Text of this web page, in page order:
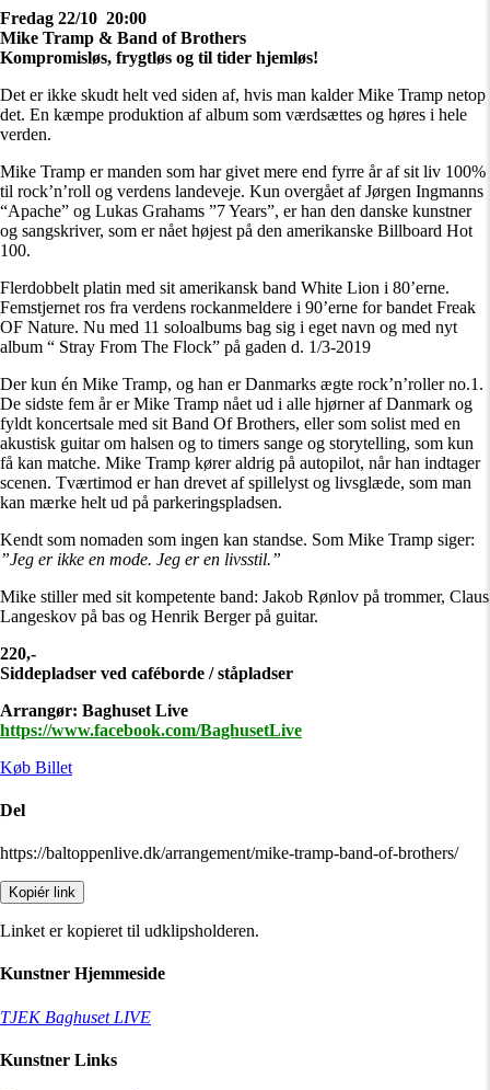
Fredag 22/10 20:00
Mike Tramp & Band of Brothers
Kompromisløs, frygtløs og til tider hjemløs!
Det er ikke skudt helt ved siden af, hvis man kalder Mike Tramp netop
det. En kæmpe produktion af album som værdsættes og høres i hele
verden.
Mike Tramp er manden som har givet mere end fyrre år af sit liv 100%
til rock’n’roll og verdens landeveje. Kun overgået af Jørgen Ingmanns
“Apache” og Lukas Grahams ”7 Years”, er han den danske kunstner
og sangskriver, som er nået højest på den amerikanske Billboard Hot
100.
Flerdobbelt platin med sit amerikansk band White Lion i 80’erne.
Femstjernet ros fra verdens rockanmeldere i 90’erne for bandet Freak
OF Nature. Nu med 11 soloalbums bag sig i eget navn og med nyt
album “ Stray From The Flock” på gaden d. 1/3-2019
Der kun én Mike Tramp, og han er Danmarks ægte rock’n’roller no.1.
De sidste fem år er Mike Tramp nået ud i alle hjørner af Danmark og
fyldt koncertsale med sit Band Of Brothers, eller som solist med en
akustisk guitar om halsen og to timers sange og storytelling, som kun
få kan matche. Mike Tramp kører aldrig på autopilot, når han indtager
scenen. Tværtimod er han drevet af spillelyst og livsglæde, som man
kan mærke helt ud på parkeringspladsen.
Kendt som nomaden som ingen kan standse. Som Mike Tramp siger:
”Jeg er ikke en mode. Jeg er en livsstil.”
Mike stiller med sit kompetente band: Jakob Rønlov på trommer, Claus
Langeskov på bas og Henrik Berger på guitar.
220,-
Siddepladser ved caféborde / ståpladser
Arrangør: Baghuset Live
https://www.facebook.com/BaghusetLive
Køb Billet
Del
https://baltoppenlive.dk/arrangement/mike-tramp-band-of-brothers/
Kopiér link
Linket er kopieret til udklipsholderen.
Kunstner Hjemmeside
TJEK Baghuset LIVE
Kunstner Links